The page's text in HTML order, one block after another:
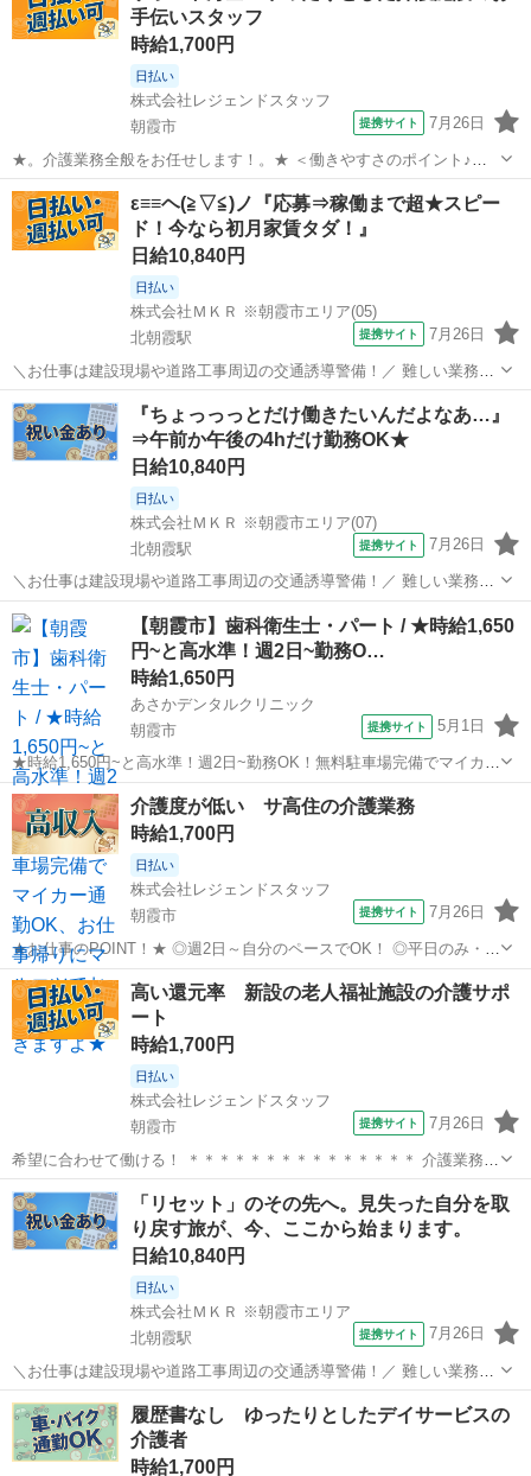
__________________...手伝いスタッフ
時給1,700円
日払い
株式会社レジェンドスタッフ
朝霞市
提携サイト 7月26日
★。介護業務全般をお任せします！。★ ＜働きやすさのポイント♪＞
◎週2日～OK ◎平日のみ・曜日固定OK ◎日勤のみ／夜勤のみ選択可
◎残業ほぼなし 介護業務をお任せします！ ・食事、入浴、トイレなど
の日常生活の介助 ...
埼玉 朝霞市
ε≡≡ヘ(≧▽≦)ノ『応募⇒稼働まで超★スピー
ド！今なら初月家賃タダ！』
日給10,840円
日払い
株式会社ＭＫＲ ※朝霞市エリア(05)
北朝霞駅
提携サイト 7月26日
＼お仕事は建設現場や道路工事周辺の交通誘導警備！／ 難しい業務や
辛い力仕事はありません！ 初めての方でも丁寧な研修があるので、安
心してスタート出来ます！ ☆現場は東京都・埼玉県・千葉県に多数ご
用意しております！ ◎家具家電...
埼玉 朝霞市 警備員
『ちょっっっとだけ働きたいんだよなあ…』
⇒午前か午後の4hだけ勤務OK★
日給10,840円
日払い
株式会社ＭＫＲ ※朝霞市エリア(07)
北朝霞駅
提携サイト 7月26日
＼お仕事は建設現場や道路工事周辺の交通誘導警備！／ 難しい業務や
辛い力仕事はありません！ 初めての方でも丁寧な研修があるので、安
心してスタート出来ます！ ☆現場は東京都・埼玉県・千葉県に多数ご
用意しております！ ◎シフトは...
埼玉 北朝霞駅 警備員
【朝霞市】歯科衛生士・パート / ★時給1,650
円~と高水準！週2日~勤務O…
時給1,650円
あさかデンタルクリニック
朝霞市
提携サイト 5月1日
★時給1,650円~と高水準！週2日~勤務OK！無料駐車場完備でマイカー
通勤OK、お仕事帰りにマルエツでお買い物もできますよ★ 時給：
1,650円~ アクセス：東上線 朝霞 徒歩9分 オススメコメント ●時給
1,65...
埼玉 朝霞市 歯科衛生士
介護度が低い サ高住の介護業務
時給1,700円
日払い
株式会社レジェンドスタッフ
朝霞市
提携サイト 7月26日
★お仕事のPOINT！★ ◎週2日～自分のペースでOK！ ◎平日のみ・曜
日固定OK！ ◎日勤のみ／夜勤のみ選択可！ ◎残業ほぼなし☆ ◎スタ
ッフ体制を強化中 介護業務をお任せします！ ・食事、入浴、排泄など
の日常生活の...
埼玉 朝霞市 介護
高い還元率 新設の老人福祉施設の介護サポ
ート
時給1,700円
日払い
株式会社レジェンドスタッフ
朝霞市
提携サイト 7月26日
希望に合わせて働ける！ ＊＊＊＊＊＊＊＊＊＊＊＊＊＊＊ 介護業務を
お任せします。 ・食事、入浴、排泄などの日常生活の支援 ・レクリエ
ーションの企画、実施 ・ご家族やケアマネジャーとの相談業務 ・請求
等の簡単な事務作業 など...
埼玉 朝霞市 介護
「リセット」のその先へ。見失った自分を取
り戻す旅が、今、ここから始まります。
日給10,840円
日払い
株式会社ＭＫＲ ※朝霞市エリア
北朝霞駅
提携サイト 7月26日
＼お仕事は建設現場や道路工事周辺の交通誘導警備！／ 難しい業務や
辛い力仕事はありません！ 初めての方でも丁寧な研修があるので、安
心してスタート出来ます！ ☆現場は東京都・埼玉県・千葉県に多数ご
用意しております！ ◎家具家電...
埼玉 朝霞市 北朝霞駅 警備員
履歴書なし ゆったりとしたデイサービスの
介護者
時給1,700円